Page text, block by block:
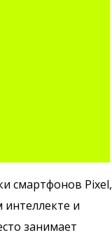
смартфонов Pixel,
и
занимает